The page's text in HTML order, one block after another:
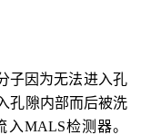
子因为无法进入孔
孔隙内部而后被洗
MALS检测器。